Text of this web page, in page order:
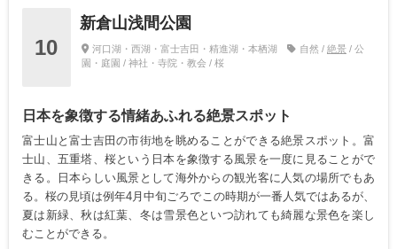
10
新倉山浅間公園
河口湖・西湖・富士吉田・精進湖・本栖湖 自然 / 絶景/ 公
園・庭園 / 神社・寺院・教会 / 桜
日本を象徴する情緒あふれる絶景スポット
富士山と富士吉田の市街地を眺めることができる絶景スポット。富
士山、五重塔、桜という日本を象徴する風景を一度に見ることがで
きる。日本らしい風景として海外からの観光客に人気の場所でもあ
る。桜の見頃は例年4月中旬ごろでこの時期が一番人気ではあるが、
夏は新緑、秋は紅葉、冬は雪景色といつ訪れても綺麗な景色を楽し
むことができる。